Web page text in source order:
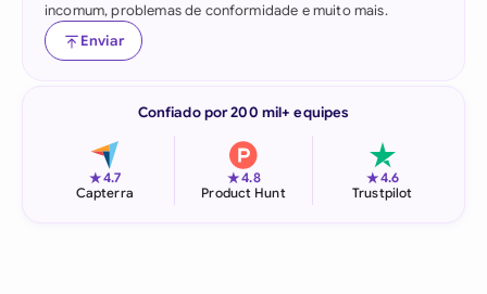
incomum, problemas de conformidade e muito mais.
Enviar
Confiado por 200 mil+ equipes
★4.7
Capterra
★4.8
Product Hunt
★4.6
Trustpilot